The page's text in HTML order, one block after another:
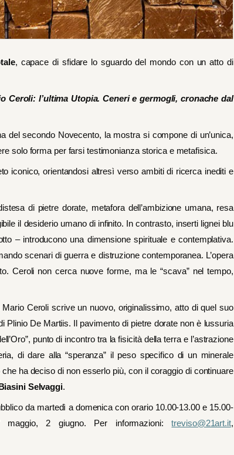
, capace di sfidare lo sguardo del mondo con un atto di
Ceroli: l’ultima Utopia. Ceneri e germogli, cronache dal
del secondo Novecento, la mostra si compone di un’unica,
solo forma per farsi testimonianza storica e metafisica.
iconico, orientandosi altresì verso ambiti di ricerca inediti e
di pietre dorate, metafora dell’ambizione umana, resa
il desiderio umano di infinito. In contrasto, inserti lignei blu
– introducono una dimensione spirituale e contemplativa.
scenari di guerra e distruzione contemporanea. L’opera
Ceroli non cerca nuove forme, ma le “scava” nel tempo,
Ceroli scrive un nuovo, originalissimo, atto di quel suo
Plinio De Martiis. Il pavimento di pietre dorate non è lussuria
punto di incontro tra la fisicità della terra e l’astrazione
di dare alla “speranza” il peso specifico di un minerale
ha deciso di non esserlo più, con il coraggio di continuare
Selvaggi.
da martedì a domenica con orario 10.00-13.00 e 15.00-
maggio, 2 giugno. Per informazioni:treviso@21art.it,